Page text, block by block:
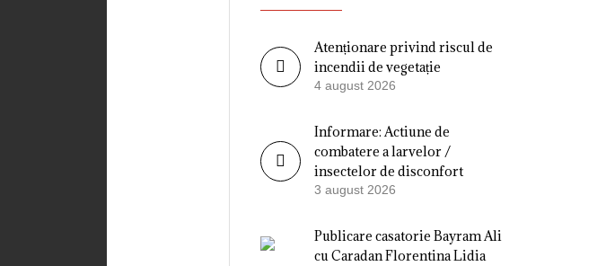
Atenționare privind riscul de
incendii de vegetație
4 august 2026
Informare: Actiune de
combatere a larvelor /
insectelor de disconfort
3 august 2026
Publicare casatorie Bayram Ali
cu Caradan Florentina Lidia